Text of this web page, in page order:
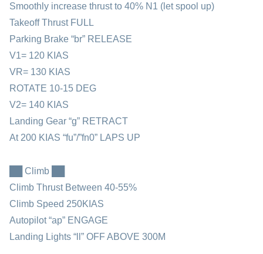
Smoothly increase thrust to 40% N1 (let spool up)
Takeoff Thrust FULL
Parking Brake “br” RELEASE
V1= 120 KIAS
VR= 130 KIAS
ROTATE 10-15 DEG
V2= 140 KIAS
Landing Gear “g” RETRACT
At 200 KIAS “fu”/”fn0” LAPS UP
██ Climb ██
Climb Thrust Between 40-55%
Climb Speed 250KIAS
Autopilot “ap” ENGAGE
Landing Lights “ll” OFF ABOVE 300M